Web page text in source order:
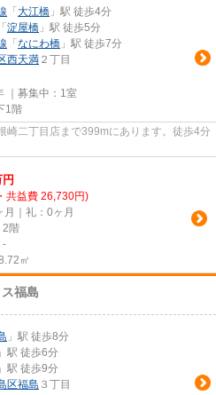
「 大江橋 」駅 徒歩4分
「 淀屋橋 」駅 徒歩5分
「 なにわ橋 」駅 徒歩7分
西天満 ２丁目
｜募集中： 1室
1階
崎二丁目店まで399mにあります。徒歩4分
円
共益費 26,730円)
月｜礼：0ヶ月
2階
-
㎡
福島
」駅 徒歩8分
」駅 徒歩6分
」駅 徒歩9分
区福島 ３丁目